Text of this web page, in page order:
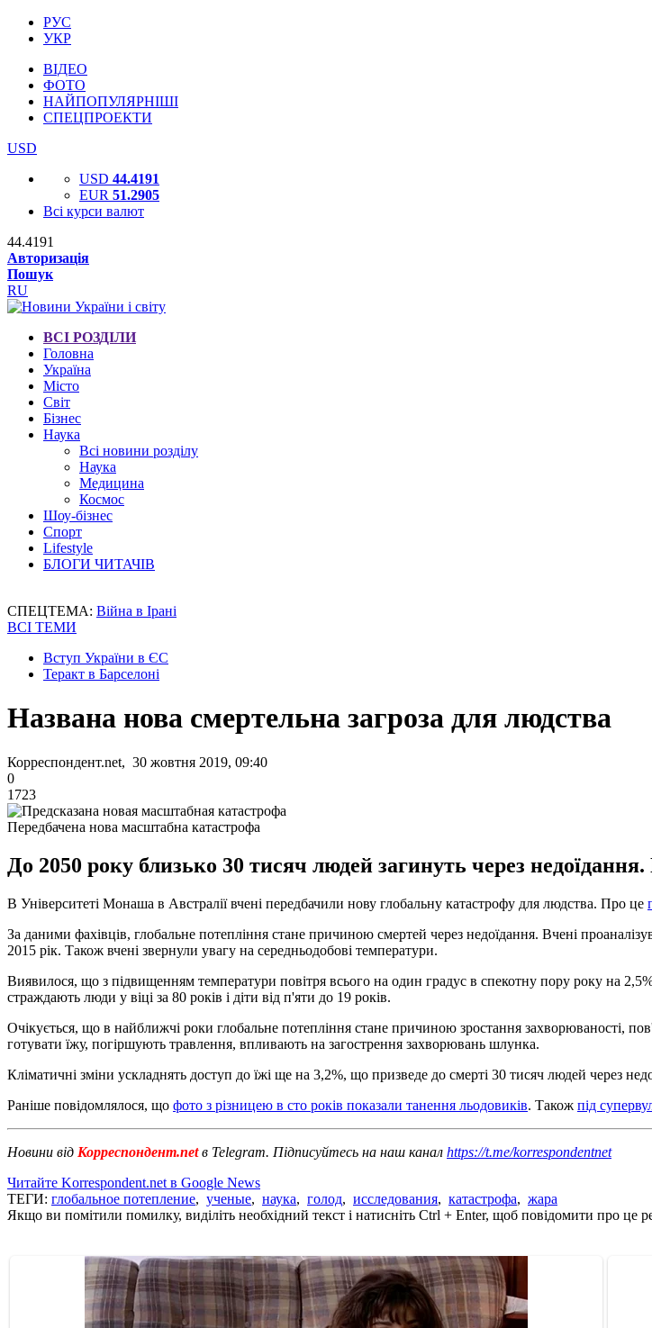
РУС
УКР
ВІДЕО
ФОТО
НАЙПОПУЛЯРНІШІ
СПЕЦПРОЕКТИ
USD
USD 44.4191
EUR 51.2905
Всі курси валют
44.4191
Авторизація
Пошук
RU
ВСІ РОЗДІЛИ
Головна
Україна
Місто
Світ
Бізнес
Наука
Всі новини розділу
Наука
Медицина
Космос
Шоу-бізнес
Спорт
Lifestyle
БЛОГИ ЧИТАЧІВ
СПЕЦТЕМА: Війна в Ірані
ВСІ ТЕМИ
Вступ України в ЄС
Теракт в Барселоні
Названа нова смертельна загроза для людства
Корреспондент.net, 30 жовтня 2019, 09:40
0
1723
Передбачена нова масштабна катастрофа
До 2050 року близько 30 тисяч людей загинуть через
В Університеті Монаша в Австралії вчені передбачили нову глобальну катастрофу для людства. Про це
За даними фахівців, глобальне потепління стане причиною смертей через недоїдання. Вчені
2015 рік. Також вчені звернули увагу на середньодобові температури.
Виявилося, що з підвищенням температури повітря всього на один градус в спекотну пору року на 2,5%
страждають люди у віці за 80 років і діти від п'яти до 19 років.
Очікується, що в найближчі роки глобальне потепління стане причиною зростання захворюваності,
готувати їжу, погіршують травлення, впливають на загострення захворювань шлунка.
Кліматичні зміни ускладнять доступ до їжі ще на 3,2%, що призведе до смерті 30 тисяч людей через
Раніше повідомлялося, що фото з різницею в сто років показали танення льодовиків. Також під
Новини від Корреспондент.netв Telegram. Підписуйтесь на наш канал https://t.me/korrespondentnet
Читайте Korrespondent.net в Google News
ТЕГИ: глобальное потепление, ученые, наука, голод, исследования, катастрофа, жара
Якщо ви помітили помилку, виділіть необхідний текст і натисніть Ctrl + Enter, щоб повідомити про це